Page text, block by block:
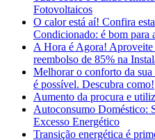
Fotovoltaicos
O calor está aí! Confira
Condicionado: é bom para
A Hora é Agora!
reembolso de 85% na
Melhorar o conforto da
é possível. Descubra como!
Aumento da procura e
Autoconsumo Doméstico:
Excesso Energético
Transição energética é